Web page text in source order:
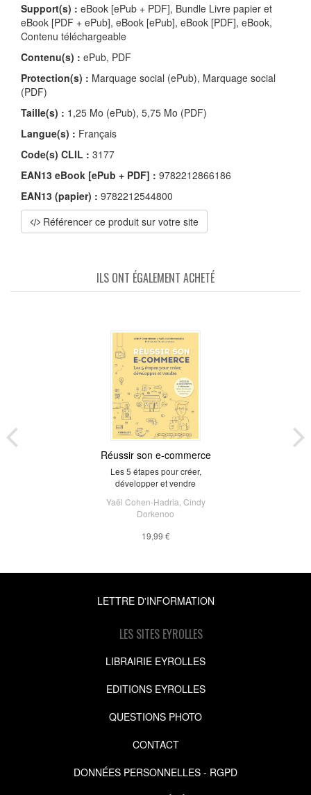
Support(s) : eBook [ePub + PDF], Bundle Livre papier et
eBook [PDF + ePub], eBook [ePub], eBook [PDF], eBook,
Contenu téléchargeable
Contenu(s) : ePub, PDF
Protection(s) : Marquage social (ePub), Marquage social
(PDF)
Taille(s) : 1,25 Mo (ePub), 5,75 Mo (PDF)
Langue(s) : Français
Code(s) CLIL : 3177
EAN13 eBook [ePub + PDF] : 9782212866186
EAN13 (papier) : 9782212544800
Référencer ce produit sur votre site
ILS ONT ÉGALEMENT ACHETÉ
Réussir son e-commerce
Les 5 étapes pour créer,
développer et vendre
Yaël Cohen-Hadria Cindy
Dorkenoo
19,99 €
LETTRE D'INFORMATION
LES SITES EYROLLES
LIBRAIRIE EYROLLES
EDITIONS EYROLLES
QUESTIONS PHOTO
CONTACT
DONNÉES PERSONNELLES - RGPD